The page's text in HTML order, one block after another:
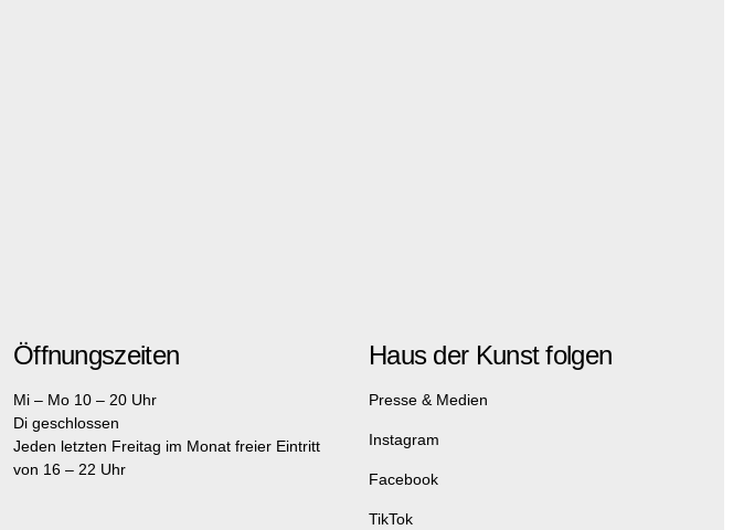
Öffnungszeiten
Mi – Mo 10 – 20 Uhr
Di geschlossen
Jeden letzten Freitag im Monat freier Eintritt
von 16 – 22 Uhr
Haus der Kunst folgen
Presse & Medien
Instagram
Facebook
TikTok